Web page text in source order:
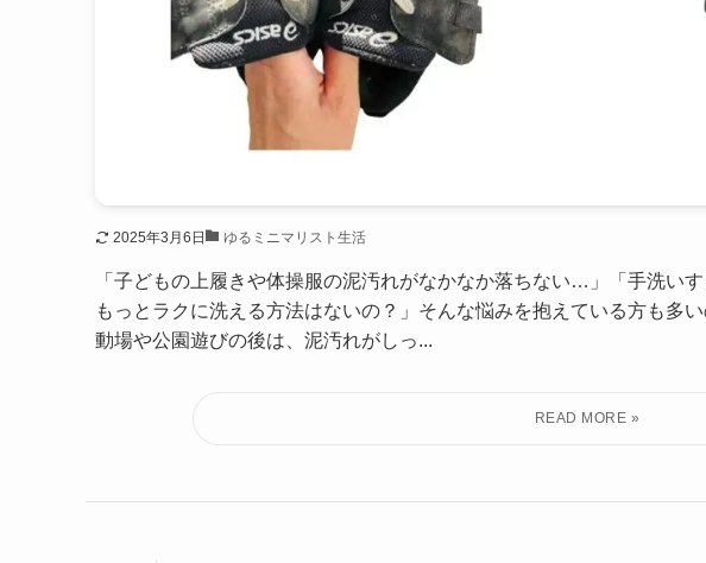
2025年3月6日 ゆるミニマリスト生活
「子どもの上履きや体操服の泥汚れがなかなか落ちない…」「手洗い
もっとラクに洗える方法はないの？」そんな悩みを抱えている方も多
動場や公園遊びの後は、泥汚れがしっ...